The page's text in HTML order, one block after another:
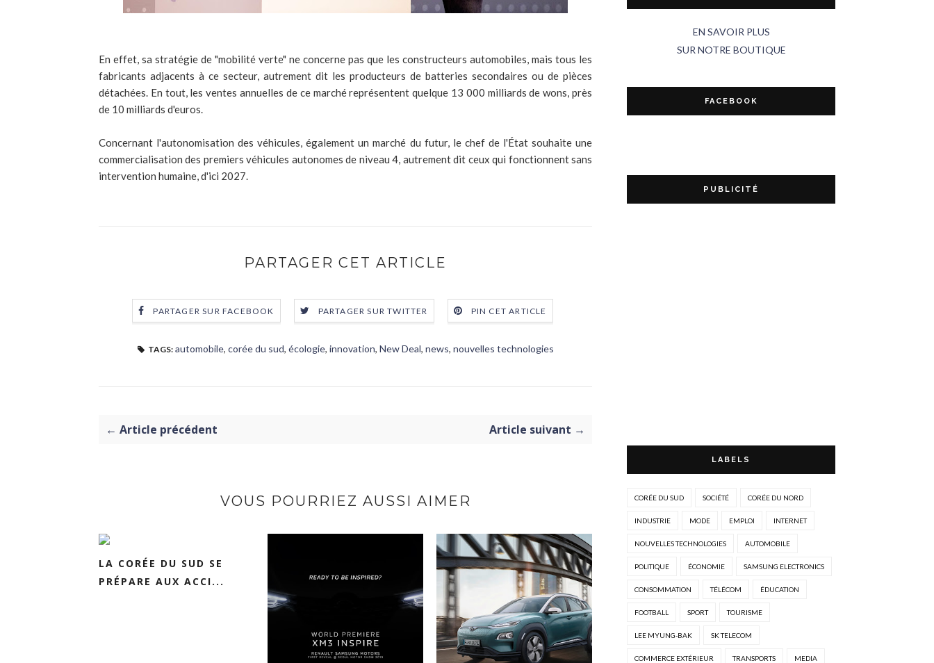
En effet, sa stratégie de "mobilité verte" ne concerne pas que les constructeurs automobiles, mais tous les
fabricants adjacents à ce secteur, autrement dit les producteurs de batteries secondaires ou de pièces
détachées. En tout, les ventes annuelles de ce marché représentent quelque 13 000 milliards de wons, près
de 10 milliards d'euros.
Concernant l'autonomisation des véhicules, également un marché du futur, le chef de l'État souhaite une
commercialisation des premiers véhicules autonomes de niveau 4, autrement dit ceux qui fonctionnent sans
intervention humaine, d'ici 2027.
PARTAGER CET ARTICLE
PARTAGER SUR FACEBOOK PARTAGER SUR TWITTER PIN CET ARTICLE
TAGS: automobile, corée du sud, écologie, innovation, New Deal, news, nouvelles technologies
← Article précédent Article suivant →
VOUS POURRIEZ AUSSI AIMER
LA CORÉE DU SUD SE
PRÉPARE AUX ACCI...
EN SAVOIR PLUS
SUR NOTRE BOUTIQUE
FACEBOOK
PUBLICITÉ
LABELS
CORÉE DU SUD SOCIÉTÉ CORÉE DU NORD
INDUSTRIE MODE EMPLOI INTERNET
NOUVELLES TECHNOLOGIES AUTOMOBILE
POLITIQUE ÉCONOMIE SAMSUNG ELECTRONICS
CONSOMMATION TÉLÉCOM ÉDUCATION
FOOTBALL SPORT TOURISME
LEE MYUNG-BAK SK TELECOM
COMMERCE EXTÉRIEUR TRANSPORTS MEDIA